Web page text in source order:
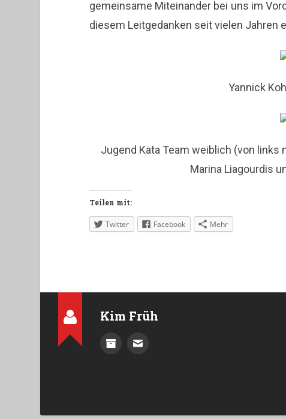
gemeinsame Miteinander bei uns im
diesem Leitgedanken seit vielen Jahren
Yannick
Jugend Kata Team weiblich (von links
Marina Liagourdis
Teilen mit:
Twitter Facebook Mehr
Kim Früh